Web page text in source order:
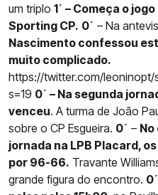
um triplo 1´ – Começa o
Sporting CP. 0´ – Na
Nascimento confessou
muito complicado.
https://twitter.com/
s=19 0´ – Na segunda
venceu. A turma de João
sobre o CP Esgueira. 0´ –
jornada na LPB Placard,
por 96-66. Travante
grande figura do encontro. 0´